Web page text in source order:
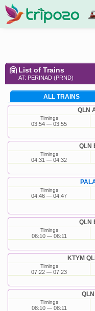
List of Trains
AT: PERINAD (PRND)
ALL TRAINS
QLN
Timings
03:54 03:55
QLN
Timings
04:31 04:32
Timings
04:46 04:47
QLN
Timings
06:10 06:11
KTYM
Timings
07:22 07:23
Timings
08:10 08:11